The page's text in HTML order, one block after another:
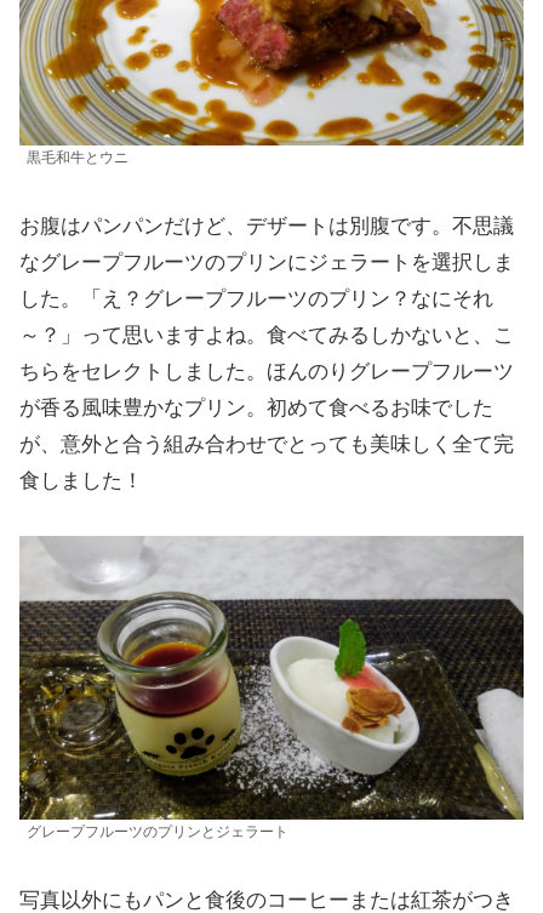
黒毛和牛とウニ
お腹はパンパンだけど、デザートは別腹です。不思議
なグレープフルーツのプリンにジェラートを選択しま
した。「え？グレープフルーツのプリン？なにそれ
～？」って思いますよね。食べてみるしかないと、こ
ちらをセレクトしました。ほんのりグレープフルーツ
が香る風味豊かなプリン。初めて食べるお味でした
が、意外と合う組み合わせでとっても美味しく全て完
食しました！
グレープフルーツのプリンとジェラート
写真以外にもパンと食後のコーヒーまたは紅茶がつき